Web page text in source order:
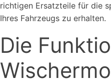
richtigen Ersatzteile für die
Ihres Fahrzeugs zu erhalten.
Die